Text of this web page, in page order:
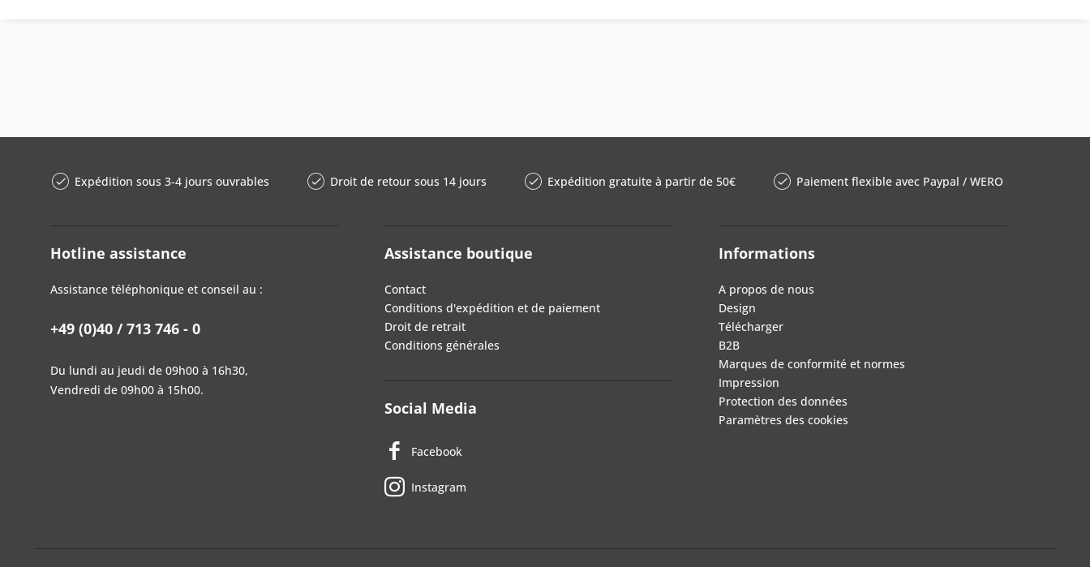
Expédition sous 3-4 jours ouvrables Droit de retour sous 14 jours Expédition gratuite à partir de 50€ Paiement flexible avec Paypal / WERO
Hotline assistance
Assistance téléphonique et conseil au :
+49 (0)40 / 713 746 - 0
Du lundi au jeudi de 09h00 à 16h30,
Vendredi de 09h00 à 15h00.
Assistance boutique
Contact
Conditions d'expédition et de paiement
Droit de retrait
Conditions générales
Social Media
Facebook
Instagram
Informations
A propos de nous
Design
Télécharger
B2B
Marques de conformité et normes
Impression
Protection des données
Paramètres des cookies